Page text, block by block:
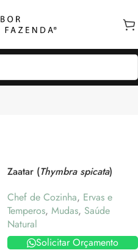
Zaatar (Thymbra spicata)
Chef de Cozinha, Ervas e
Temperos, Mudas, Saúde
Natural
Solicitar Orçamento